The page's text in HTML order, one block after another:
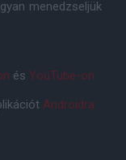
menedzseljük
és YouTube-on
Androidra